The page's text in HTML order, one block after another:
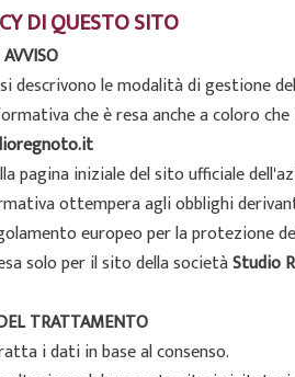
DI QUESTO SITO
descrivono le modalità di gestione
che è resa anche a coloro
pagina iniziale del sito ufficiale
ottempera agli obblighi
europeo per la protezione
solo per il sito della societàStudio
TRATTAMENTO
i dati in base al consenso.